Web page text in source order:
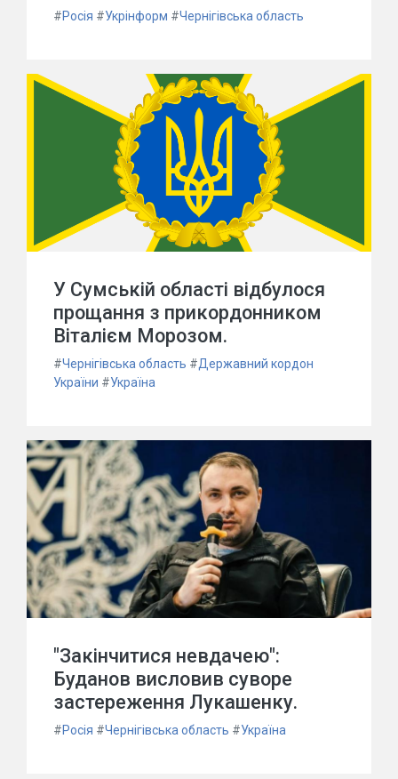
#Росія #Укрінформ #Чернігівська область
У Сумській області відбулося
прощання з прикордонником
Віталієм Морозом.
#Чернігівська область #Державний кордон
України #Україна
"Закінчитися невдачею":
Буданов висловив суворе
застереження Лукашенку.
#Росія #Чернігівська область #Україна